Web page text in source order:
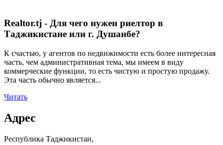
Realtor.tj - Для чего нужен риелтор в
Таджикистане или г. Душанбе?
К счастью, у агентов по недвижимости есть более интересная
часть, чем административная тема, мы имеем в виду
коммерческие функции, то есть чистую и простую продажу.
Эта часть обычно является...
Читать
Адрес
Республика Таджикистан,